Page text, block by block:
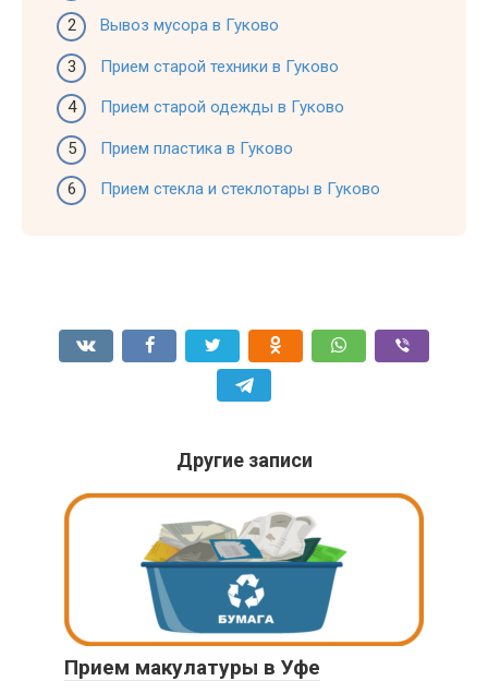
Вывоз мусора в Гуково
Прием старой техники в Гуково
Прием старой одежды в Гуково
Прием пластика в Гуково
Прием стекла и стеклотары в Гуково
Другие записи
Прием макулатуры в Уфе